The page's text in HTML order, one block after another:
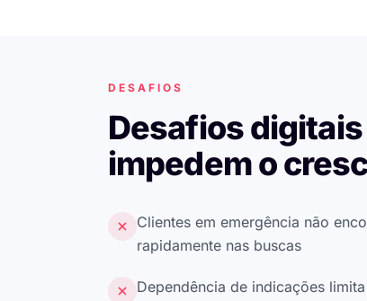
DESAFIOS
Desafios
impedem o
Clientes em emergência não
rapidamente nas buscas
Dependência de indicações